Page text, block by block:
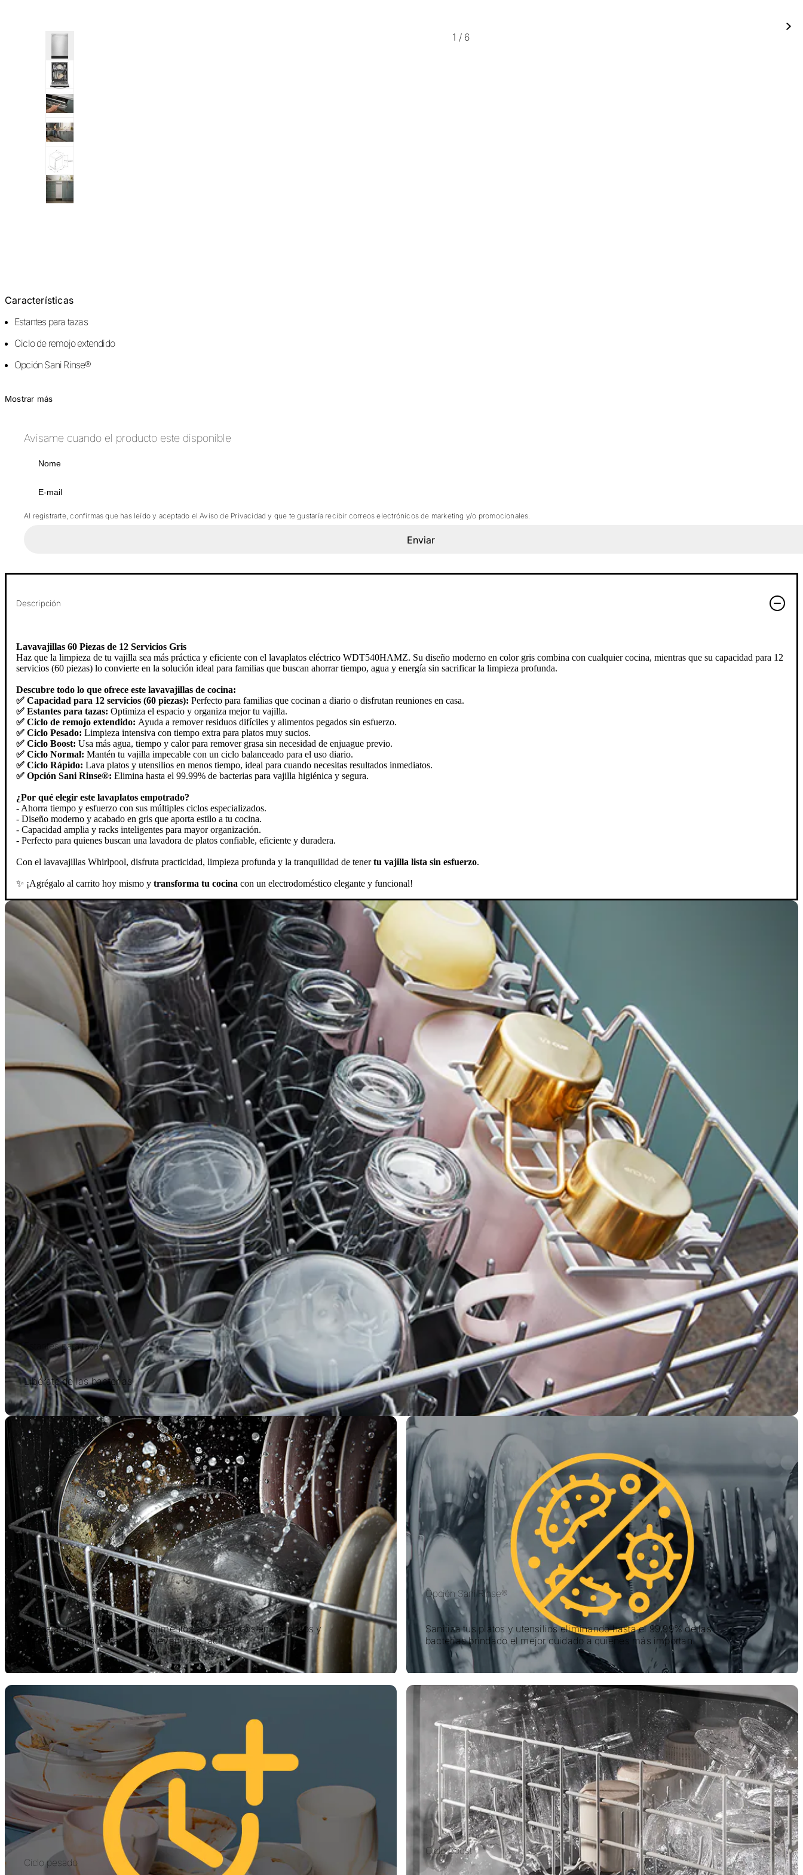
1 / 6
Características
Estantes para tazas
Ciclo de remojo extendido
Opción Sani Rinse®
Mostrar más
Avisame cuando el producto este disponible
Al registrarte, confirmas que has leído y aceptado el Aviso de Privacidad y que te gustaría recibir correos electrónicos de marketing y/o promocionales.
Enviar
Descripción
Lavavajillas 60 Piezas de 12 Servicios Gris
Haz que la limpieza de tu vajilla sea más práctica y eficiente con el lavaplatos eléctrico WDT540HAMZ. Su diseño moderno en color gris combina con cualquier cocina, mientras que su capacidad para 12
servicios (60 piezas) lo convierte en la solución ideal para familias que buscan ahorrar tiempo, agua y energía sin sacrificar la limpieza profunda.
Descubre todo lo que ofrece este lavavajillas de cocina:
✅ Capacidad para 12 servicios (60 piezas): Perfecto para familias que cocinan a diario o disfrutan reuniones en casa.
✅ Estantes para tazas: Optimiza el espacio y organiza mejor tu vajilla.
✅ Ciclo de remojo extendido: Ayuda a remover residuos difíciles y alimentos pegados sin esfuerzo.
✅ Ciclo Pesado: Limpieza intensiva con tiempo extra para platos muy sucios.
✅ Ciclo Boost: Usa más agua, tiempo y calor para remover grasa sin necesidad de enjuague previo.
✅ Ciclo Normal: Mantén tu vajilla impecable con un ciclo balanceado para el uso diario.
✅ Ciclo Rápido: Lava platos y utensilios en menos tiempo, ideal para cuando necesitas resultados inmediatos.
✅ Opción Sani Rinse®: Elimina hasta el 99.99% de bacterias para vajilla higiénica y segura.
¿Por qué elegir este lavaplatos empotrado?
- Ahorra tiempo y esfuerzo con sus múltiples ciclos especializados.
- Diseño moderno y acabado en gris que aporta estilo a tu cocina.
- Capacidad amplia y racks inteligentes para mayor organización.
- Perfecto para quienes buscan una lavadora de platos confiable, eficiente y duradera.
Con el lavavajillas Whirlpool, disfruta practicidad, limpieza profunda y la tranquilidad de tenertu vajilla lista sin esfuerzo.
✨ ¡Agrégalo al carrito hoy mismo y transforma tu cocina con un electrodoméstico elegante y funcional!
Estantes para tazas
Libérate de las bacterias
Ciclo de remojo extendido
Ayuda a que los residuos de alimentos más pegados en los platos y
utensilios se disuelvan y remuevan más fácil
Opción Sani Rinse®
Sanitiza tus platos y utensilios eliminando hasta el 99,99% de las
bacterias brindado el mejor cuidado a quienes más importan.
Ciclo pesado
Ciclo Boost